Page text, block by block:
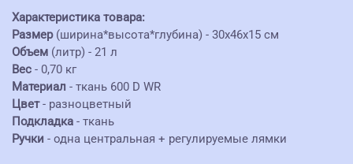
Характеристика товара:
Размер(ширина*высота*глубина) - 30х46х15 см
Объем (литр) - 21 л
Вес - 0,70 кг
Материал - ткань 600 D WR
Цвет- разноцветный
Подкладка - ткань
Ручки - одна центральная + регулируемые лямки